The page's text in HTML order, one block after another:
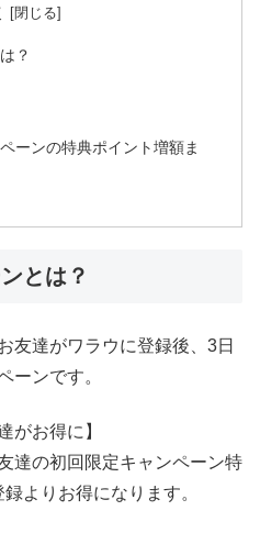
？
ーンの特典ポイント増額ま
とは？
友達がワラウに登録後、3日
ーンです。
がお得に】
達の初回限定キャンペーン特
よりお得になります。